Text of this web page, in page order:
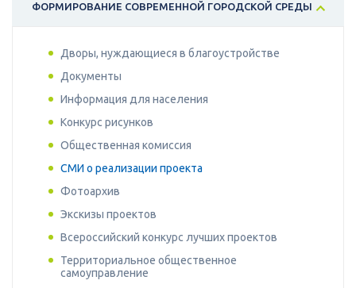
ФОРМИРОВАНИЕ СОВРЕМЕННОЙ ГОРОДСКОЙ СРЕДЫ
Дворы, нуждающиеся в благоустройстве
Документы
Информация для населения
Конкурс рисунков
Общественная комиссия
СМИ о реализации проекта
Фотоархив
Экскизы проектов
Всероссийский конкурс лучших проектов
Территориальное общественное
самоуправление